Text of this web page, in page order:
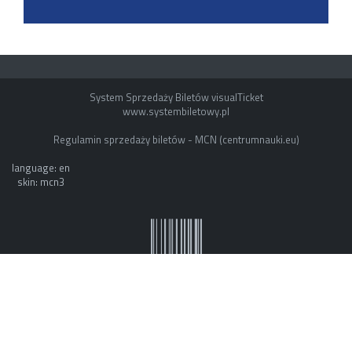
System Sprzedaży Biletów visualTicket
www.systembiletowy.pl
Regulamin sprzedaży biletów - MCN (centrumnauki.eu)
language: en
skin: mcn3